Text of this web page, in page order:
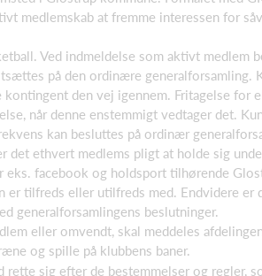
medlemskab at fremme interessen for
Ved indmeldelse som aktivt
på den ordinære
den vej igennem. Fritagelse
når denne enstemmigt vedtager det.
kan besluttes på ordinær
det ethvert medlems pligt at holde sig
facebook og holdsport tilhørende
er tilfreds eller utilfreds med. Endvidere
generalforsamlingens beslutninger.
eller omvendt, skal meddeles
og spille på klubbens baner.
rette sig efter de bestemmelser og regler,